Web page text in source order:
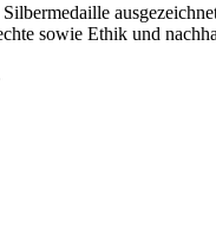
sowie Ethik und